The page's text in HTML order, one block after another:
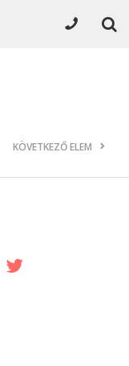
KÖVETKEZŐ ELEM